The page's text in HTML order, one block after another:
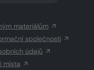
materiálům
společnosti
údajů
místa